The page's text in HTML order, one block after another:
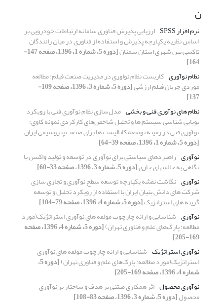
ن
نرم افزار SPSS ارزیابی پذیرش فناوری سامانه ارتباطات خودرویی بر
اساس نظریه یکپارچه پذیرش و استفاده از فناوری در میان رانندگان
تاکسی بین ‏شهری استان سمنان [دوره 5، شماره 1، 1396، صفحه 147-
164]
نظام نوآوری کاربست نظام نواوری در مدیریت صنعت فیلم: مطالعه
موردی جریان فیلم ارزشی [دوره 5، شماره 3، 1396، صفحه 109-
137]
نظام های نوآوری فنی و بخشی مدل‌سازی نظام نوآوری فنی با رویکرد
پویایی شناسی سیستم ها و تحلیل شاخص‌های کارکردی نمونه کاوی:
نوآوری فنی در زمینه توسعه کاتالیست ها برای صنعت پتروشیمی ایران
[دوره 5، شماره 1، 1396، صفحه 39-64]
نوآوری راهبردهای سیاستی برای نوآوری در توسعه و تولید واکسن با
نگاهی به چالش‎های جاری
[دوره 5، شماره 3، 1396، صفحه 33-60]
نوآوری نگاشت نقشه یکپارچه توسعه سطح نوآوری و تجاری سازی
شرکت های دانش بنیان ایران با استفاده از رویکرد تحلیل و توسعه
گزینه های استراتژیک[دوره 5، شماره 4، 1396، صفحه 79-104]
نوآوری شناسایی و ارائه چارچوب مولفه های نوآوری استراتژیک(مورد
مطالعه: پارک‌های علم و فناوری تهران) [دوره 5، شماره 4، 1396، صفحه
169-205]
نوآوری استراتژیک شناسایی و ارائه چارچوب مولفه های نوآوری
استراتژیک(مورد مطالعه: پارک‌های علم و فناوری تهران) [دوره 5،
شماره 4، 1396، صفحه 169-205]
نوآوری محصول اثر همکاری مبتنی بر هدف و ساختار بر نوآوری
محصول[دوره 5، شماره 3، 1396، صفحه 83-108]